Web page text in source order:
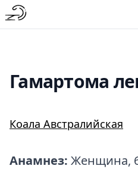
Гамартома
Коала Австралийская
Анамнез: Женщина,